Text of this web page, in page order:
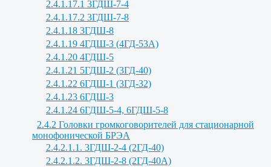
2.4.1.17.1 3ГДШ-7-4
2.4.1.17.2 3ГДШ-7-8
2.4.1.18 3ГДШ-8
2.4.1.19 4ГДШ-3 (4ГД-53А)
2.4.1.20 4ГДШ-5
2.4.1.21 5ГДШ-2 (3ГД-40)
2.4.1.22 6ГДШ-1 (3ГД-32)
2.4.1.23 6ГДШ-3
2.4.1.24 6ГДШ-5-4, 6ГДШ-5-8
2.4.2 Головки громкоговорителей для стационарной
монофонической БРЭА
2.4.2.1.1. 3ГДШ-2-4 (2ГД-40)
2.4.2.1.2. 3ГДШ-2-8 (2ГД-40А)